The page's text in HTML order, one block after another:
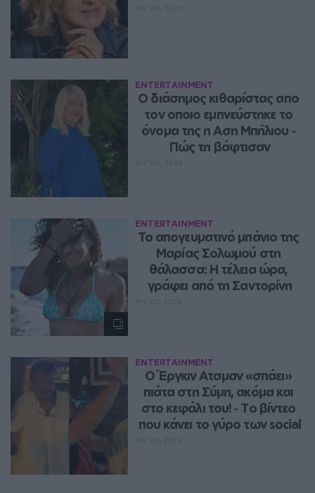
ENTERTAINMENT
Ο διάσημος κιθαρίστας απο
τον οποιο εμπνεύστηκε το
όνομα της η Αση Μπήλιου ‑
Πώς τη βάφτισαν
ENTERTAINMENT
Το απογευματινό μπάνιο της
Μαρίας Σολωμού στη
θάλασσα: Η τέλεια ώρα,
γράφει από τη Σαντορίνη
ENTERTAINMENT
Ο Έργκιν Αταμαν «σπάει»
πιάτα στη Σύμη, ακόμα και
στο κεφάλι του! ‑ Tο βίντεο
που κάνει το γύρο των social